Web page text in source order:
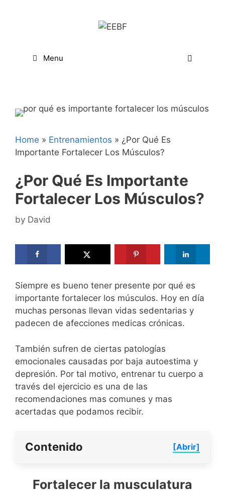
Menu
Home » Entrenamientos » ¿Por Qué Es
Importante Fortalecer Los Músculos?
¿Por Qué Es Importante
Fortalecer Los Músculos?
by David
Siempre es bueno tener presente por qué es
importante fortalecer los músculos. Hoy en día
muchas personas llevan vidas sedentarias y
padecen de afecciones medicas crónicas.
También sufren de ciertas patologías
emocionales causadas por baja autoestima y
depresión. Por tal motivo, entrenar tu cuerpo a
través del ejercicio es una de las
recomendaciones mas comunes y mas
acertadas que podamos recibir.
Contenido [Abrir]
Fortalecer la musculatura